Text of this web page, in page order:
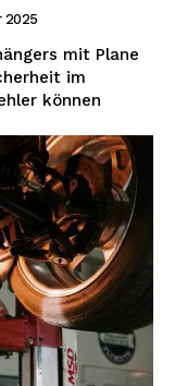
2025
mit Plane
im
können